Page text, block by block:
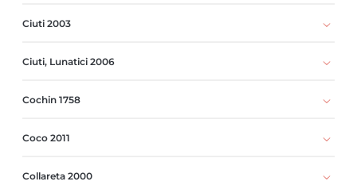
Ciuti 2003
Ciuti, Lunatici 2006
Cochin 1758
Coco 2011
Collareta 2000